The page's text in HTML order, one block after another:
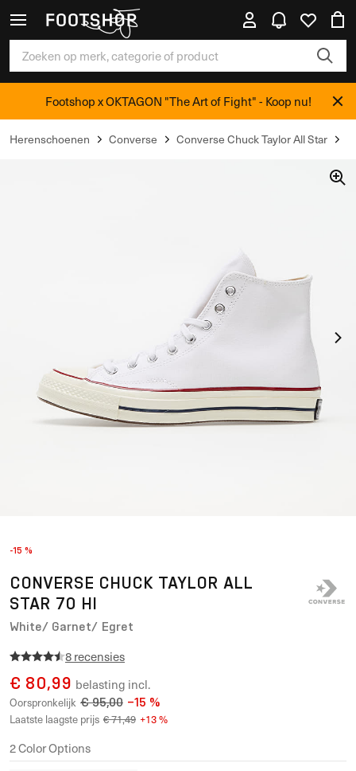
Footshop x OKTAGON "The Art of Fight" - Koop nu!
Herenschoenen Converse Converse Chuck Taylor All Star
-15 %
CONVERSE CHUCK TAYLOR ALL
STAR 70 HI
White/ Garnet/ Egret
8 recensies
€ 80,99 belasting incl.
Oorspronkelijk € 95,00 −15 %
Laatste laagste prijs € 71,49 +13%
2Color Options